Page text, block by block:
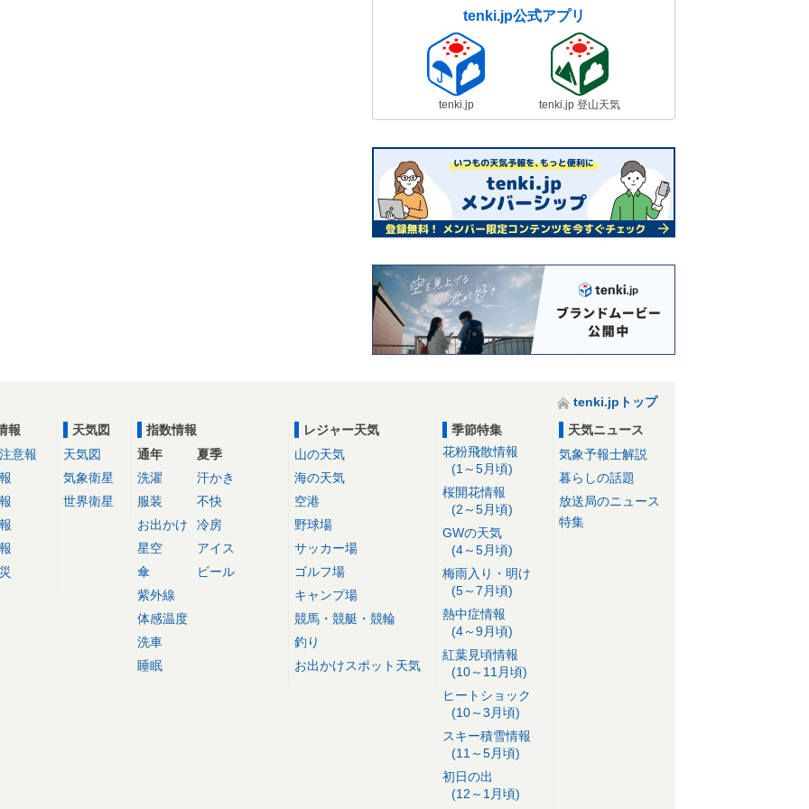
tenki.jp公式アプリ
tenki.jp tenki.jp 登山天気
tenki.jpトップ
報
意報
天気図
天気図
気象衛星
世界衛星
指数情報
通年
洗濯
服装
お出かけ
星空
傘
紫外線
体感温度
洗車
睡眠
夏季
汗かき
不快
冷房
アイス
ビール
レジャー天気
山の天気
海の天気
空港
野球場
サッカー場
ゴルフ場
キャンプ場
競馬・競艇・競輪
釣り
お出かけスポット天気
季節特集
花粉飛散情報
(1～5月頃)
桜開花情報
(2～5月頃)
GWの天気
(4～5月頃)
梅雨入り・明け
(5～7月頃)
熱中症情報
(4～9月頃)
紅葉見頃情報
(10～11月頃)
ヒートショック
(10～3月頃)
スキー積雪情報
(11～5月頃)
初日の出
(12～1月頃)
天気ニュース
気象予報士解説
暮らしの話題
放送局のニュース
特集